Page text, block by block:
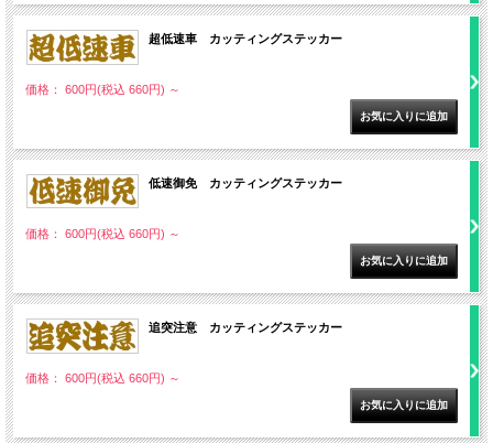
超低速車 カッティングステッカー
価格： 600円(税込 660円) ～
低速御免 カッティングステッカー
価格： 600円(税込 660円) ～
追突注意 カッティングステッカー
価格： 600円(税込 660円) ～